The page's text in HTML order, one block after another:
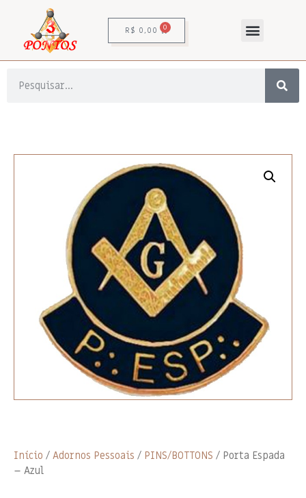
R$ 0,00 0
Início / Adornos Pessoais / PINS/BOTTONS / Porta Espada
– Azul